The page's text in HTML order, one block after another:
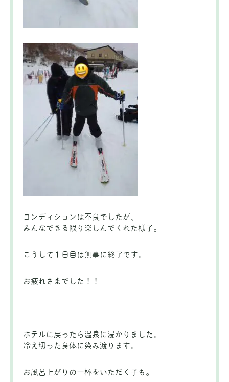
コンディションは不良でしたが、
みんなできる限り楽しんでくれた様子。
こうして１日目は無事に終了です。
お疲れさまでした！！
ホテルに戻ったら温泉に浸かりました。
冷え切った身体に染み渡ります。
お風呂上がりの一杯をいただく子も。